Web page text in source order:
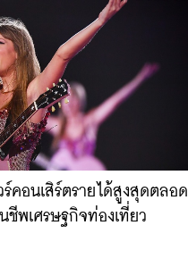
คอนเสิร์ตรายได้สูงสุดตลอด
พเศรษฐกิจท่องเที่ยว